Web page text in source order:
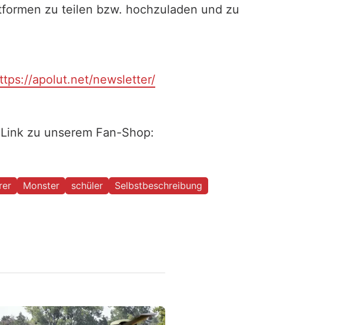
zu teilen bzw. hochzuladen und zu
apolut.net/newsletter/
zu unserem Fan-Shop:
Monster schüler Selbstbeschreibung